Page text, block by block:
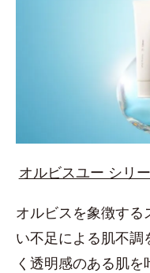
オルビスユー シリ
オルビスを象徴す
い不足による肌不調
く透明感のある肌